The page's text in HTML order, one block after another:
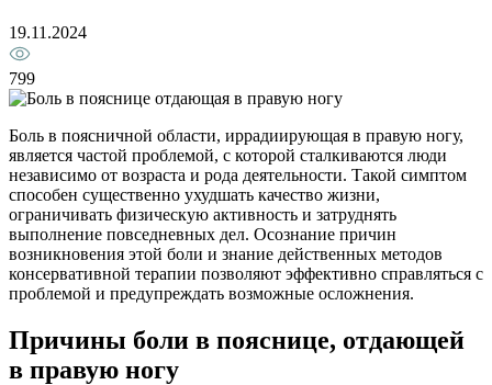
19.11.2024
799
Боль в поясничной области, иррадиирующая в правую ногу,
является частой проблемой, с которой сталкиваются люди
независимо от возраста и рода деятельности. Такой симптом
способен существенно ухудшать качество жизни,
ограничивать физическую активность и затруднять
выполнение повседневных дел. Осознание причин
возникновения этой боли и знание действенных методов
консервативной терапии позволяют эффективно справляться с
проблемой и предупреждать возможные осложнения.
Причины боли в пояснице, отдающей
в правую ногу